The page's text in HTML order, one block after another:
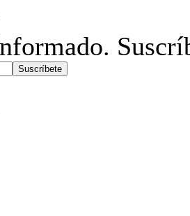
Suscríbete